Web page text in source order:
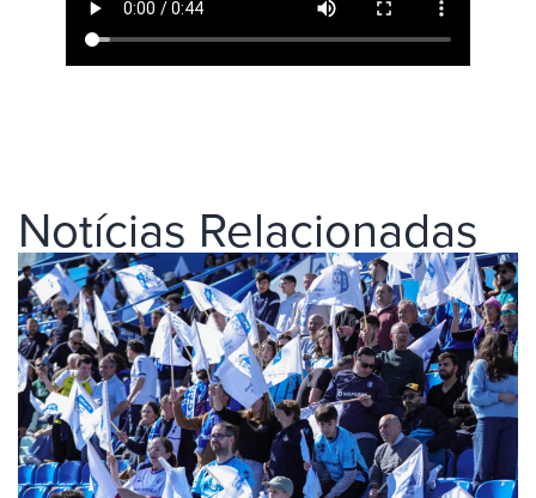
Notícias Relacionadas